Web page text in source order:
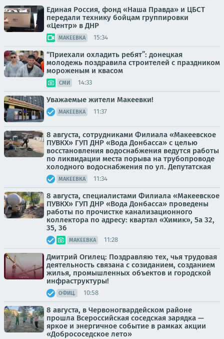
Единая Россия, фонд «Наша Правда» и ЦБСТ
передали технику бойцам группировки
«Центр» в ДНР
МАКЕЕВКА 15:34
“Приехали охладить ребят”: донецкая
молодежь поздравила строителей с праздником
мороженым и квасом
СМИ 14:33
Уважаемые жители Макеевки!
МАКЕЕВКА 11:37
8 августа, сотрудниками Филиала «Макеевское
ПУВКХ» ГУП ДНР «Вода Донбасса» с целью
восстановления водоснабжения ведутся работы
по ликвидации места порыва на трубопроводе
холодного водоснабжения по ул. Депутатская
МАКЕЕВКА 11:34
8 августа, специалистами Филиала «Макеевское
ПУВКХ» ГУП ДНР «Вода Донбасса» проведены
работы по прочистке канализационного
коллектора по адресу: квартал «Химик», 5а 32,
35, 36
МАКЕЕВКА 11:28
Дмитрий Огилец: Поздравляю тех, чья трудовая
деятельность связана с созиданием, созданием
жилья, промышленных объектов и городской
инфраструктуры!
ОФИЦ. 10:58
8 августа, в Червоногвардейском районе
прошла Всероссийская соседская зарядка —
яркое и энергичное событие в рамках акции
«Добрососедское лето»